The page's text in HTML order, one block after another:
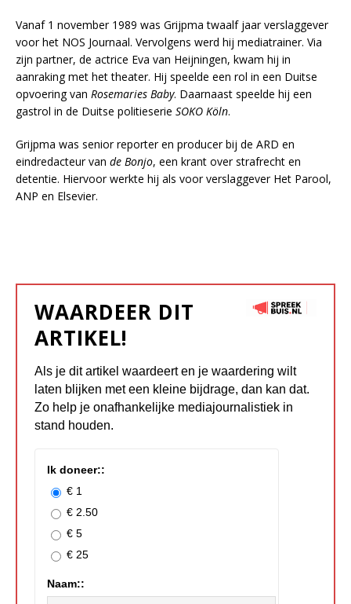
Vanaf 1 november 1989 was Grijpma twaalf jaar verslaggever
voor het NOS Journaal. Vervolgens werd hij mediatrainer. Via
zijn partner, de actrice Eva van Heijningen, kwam hij in
aanraking met het theater. Hij speelde een rol in een Duitse
opvoering van Rosemaries Baby. Daarnaast speelde hij een
gastrol in de Duitse politieserie SOKO Köln.
Grijpma was senior reporter en producer bij de ARD en
eindredacteur van de Bonjo, een krant over strafrecht en
detentie. Hiervoor werkte hij als voor verslaggever Het Parool,
ANP en Elsevier.
WAARDEER DIT
ARTIKEL!
Als je dit artikel waardeert en je waardering wilt
laten blijken met een kleine bijdrage, dan kan dat.
Zo help je onafhankelijke mediajournalistiek in
stand houden.
Ik doneer::
€ 1
€ 2.50
€ 5
€ 25
Naam::